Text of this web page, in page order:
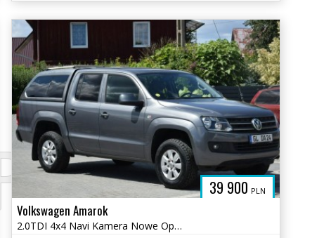
39 900 PLN
Volkswagen Amarok
2.0TDI 4x4 Navi Kamera Nowe Opony Sprowadzony Opłacony